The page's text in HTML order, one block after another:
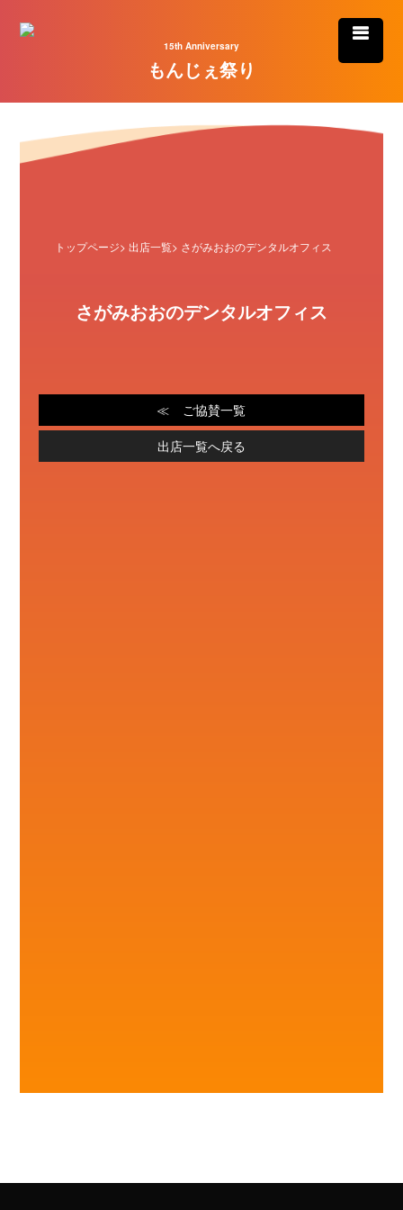
15th Anniversary
もんじぇ祭り
トップページ> 出店一覧> さがみおおのデンタルオフィス
さがみおおのデンタルオフィス
ご協賛一覧
出店一覧へ戻る